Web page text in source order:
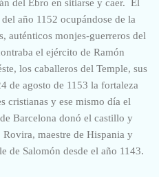
del Ebro en sitiarse y caer. El
año 1152 ocupándose de la
auténticos monjes-guerreros del
el ejército de Ramón
los caballeros del Temple, sus
de agosto de 1153 la fortaleza
cristianas y ese mismo día el
Barcelona donó el castillo y
maestre de Hispania y
de Salomón desde el año 1143.